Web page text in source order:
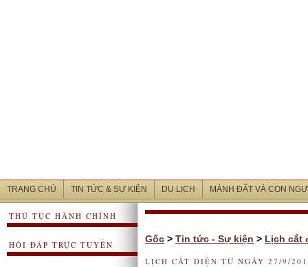
TRANG CHỦ TIN TỨC & SỰ KIỆN DU LỊCH MẢNH ĐẤT VÀ CON
THỦ TỤC HÀNH CHÍNH
HỎI ĐÁP TRỰC TUYẾN
Gốc > Tin tức - Sự kiện > Lịch cắt
LỊCH CẮT ĐIỆN TỪ NGÀY 27/9/